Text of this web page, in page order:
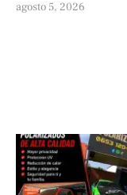
agosto 5, 2026